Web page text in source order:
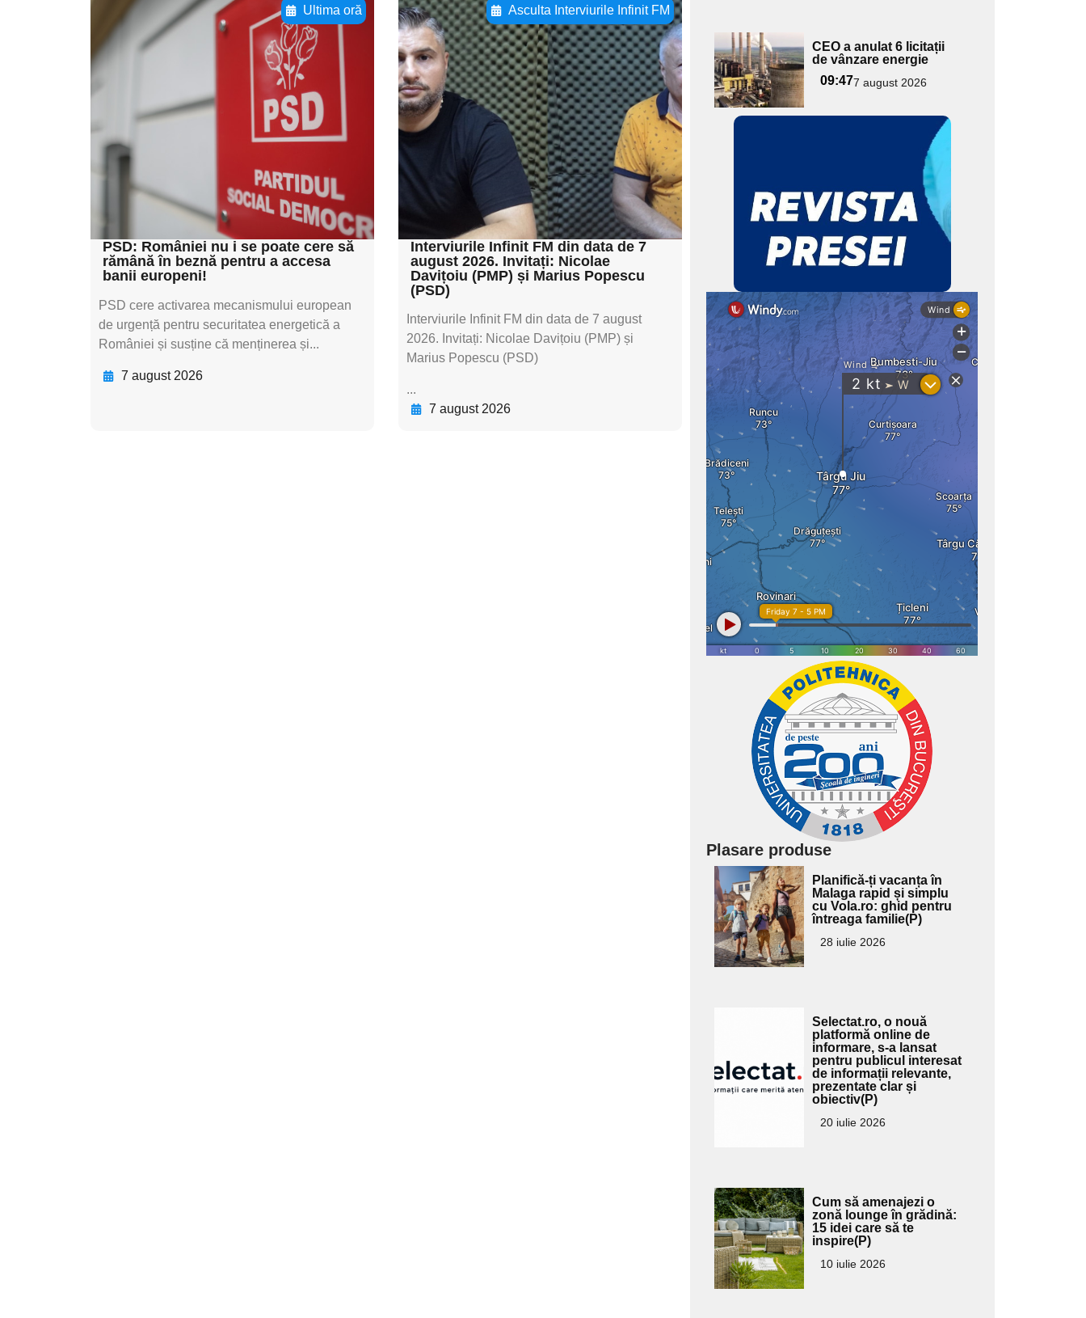
Ultima oră
Adaugă aici textul
pentru
subtitluAdaugă aici
textul pentru
subtitluAdaugă aici
textul pentru
subtitluAdaugă aici
textul pentru subti
PSD: României nu i se poate cere să
rămână în beznă pentru a accesa
banii europeni!
PSD cere activarea mecanismului european
de urgență pentru securitatea energetică a
României și susține că menținerea și...
7 august 2026
Asculta Interviurile Infinit FM
Adaugă aici textul
pentru
subtitluAdaugă aici
textul pentru
subtitluAdaugă aici
textul pentru
subtitluAdaugă aici
textul pentru subti
Interviurile Infinit FM din data de 7
august 2026. Invitați: Nicolae
Davițoiu (PMP) și Marius Popescu
(PSD)
Interviurile Infinit FM din data de 7 august
2026. Invitați: Nicolae Davițoiu (PMP) și
Marius Popescu (PSD)
...
7 august 2026
Adaugă
aici textul
pentru
subtitlu
CEO a anulat 6 licitații
de vânzare energie
09:477 august 2026
Plasare produse
Adaugă
aici textul
pentru
subtitlu
Planifică-ți vacanța în
Malaga rapid și simplu
cu Vola.ro: ghid pentru
întreaga familie(P)
28 iulie 2026
subtitlu
Selectat.ro, o nouă
platformă online de
informare, s-a lansat
pentru publicul interesat
de informații relevante,
prezentate clar și
obiectiv(P)
20 iulie 2026
Adaugă
aici textul
pentru
subtitlu
Cum să amenajezi o
zonă lounge în grădină:
15 idei care să te
inspire(P)
10 iulie 2026